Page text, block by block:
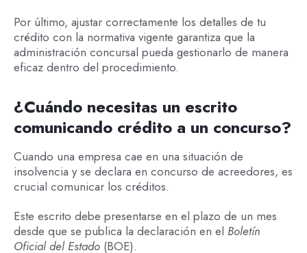
Por último, ajustar correctamente los detalles de tu
crédito con la normativa vigente garantiza que la
administración concursal pueda gestionarlo de manera
eficaz dentro del procedimiento.
¿Cuándo necesitas un escrito
comunicando crédito a un concurso?
Cuando una empresa cae en una situación de
insolvencia y se declara en concurso de acreedores, es
crucial comunicar los créditos.
Este escrito debe presentarse en el plazo de un mes
desde que se publica la declaración en el Boletín
Oficial del Estado(BOE).